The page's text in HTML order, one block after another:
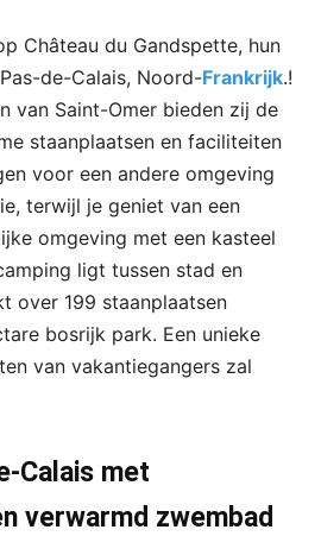
Château du Gandspette, hun
de-Calais, Noord-Frankrijk.!
van Saint-Omer bieden zij de
staanplaatsen en faciliteiten
voor een andere omgeving
terwijl je geniet van een
omgeving met een kasteel
ligt tussen stad en
over 199 staanplaatsen
bosrijk park. Een unieke
van vakantiegangers zal
Calais met
verwarmd zwembad